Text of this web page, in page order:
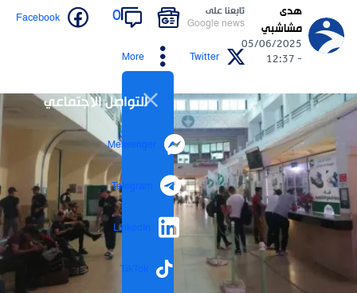
هدى
مشاشبي
05/06/2025
- 12:37
تابعنا على
Google news
0
Facebook
Twitter
More
التواصل الاجتماعي
Messenger
Telegram
LinkedIn
TikTok